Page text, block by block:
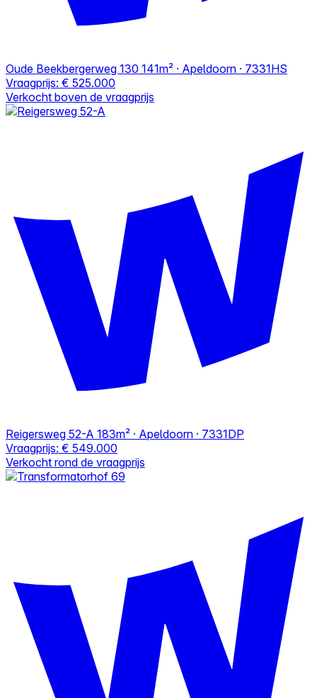
Oude Beekbergerweg 130 141m² · Apeldoorn · 7331HS
Vraagprijs: € 525.000
Verkocht boven de vraagprijs
Reigersweg 52-A 183m² · Apeldoorn · 7331DP
Vraagprijs: € 549.000
Verkocht rond de vraagprijs